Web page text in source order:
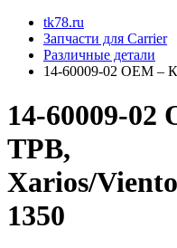
tk78.ru
Запчасти для Carrier
Различные детали
14-60009-02 OEM –
14-60009-02
ТРВ,
Xarios/
1350